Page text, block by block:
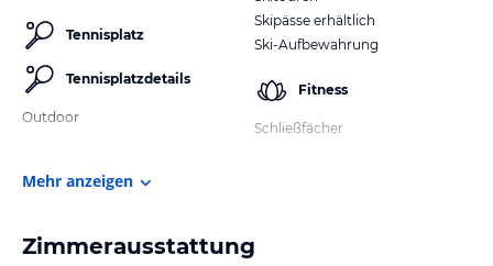
Tennisplatz
Tennisplatzdetails
Outdoor
Skipässe erhältlich
Ski-Aufbewahrung
Fitness
Schließfächer
Mehr anzeigen
Zimmerausstattung